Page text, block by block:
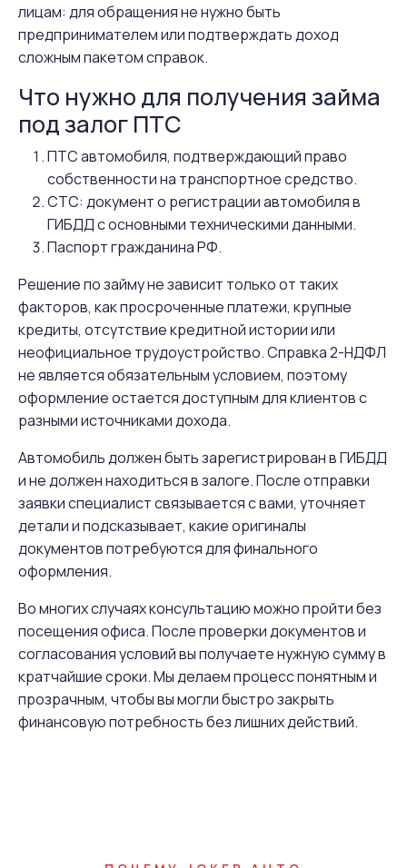
лицам: для обращения не нужно быть
предпринимателем или подтверждать доход
сложным пакетом справок.
Что нужно для получения займа
под залог ПТС
ПТС автомобиля, подтверждающий право
собственности на транспортное средство.
СТС: документ о регистрации автомобиля в
ГИБДД с основными техническими данными.
Паспорт гражданина РФ.
Решение по займу не зависит только от таких
факторов, как просроченные платежи, крупные
кредиты, отсутствие кредитной истории или
неофициальное трудоустройство. Справка 2-НДФЛ
не является обязательным условием, поэтому
оформление остается доступным для клиентов с
разными источниками дохода.
Автомобиль должен быть зарегистрирован в ГИБДД
и не должен находиться в залоге. После отправки
заявки специалист связывается с вами, уточняет
детали и подсказывает, какие оригиналы
документов потребуются для финального
оформления.
Во многих случаях консультацию можно пройти без
посещения офиса. После проверки документов и
согласования условий вы получаете нужную сумму в
кратчайшие сроки. Мы делаем процесс понятным и
прозрачным, чтобы вы могли быстро закрыть
финансовую потребность без лишних действий.